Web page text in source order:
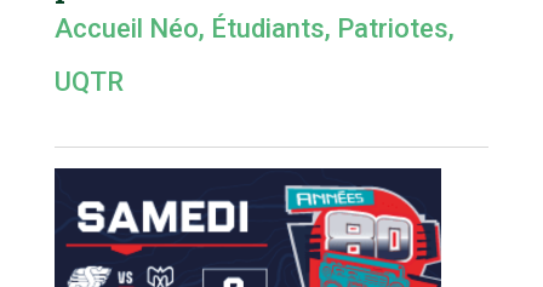
Accueil Néo, Étudiants, Patriotes,
UQTR